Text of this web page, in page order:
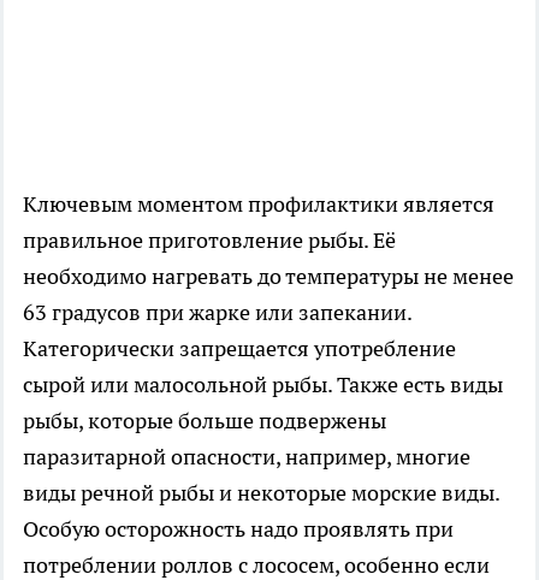
Ключевым моментом профилактики является
правильное приготовление рыбы. Её
необходимо нагревать до температуры не менее
63 градусов при жарке или запекании.
Категорически запрещается употребление
сырой или малосольной рыбы. Также есть виды
рыбы, которые больше подвержены
паразитарной опасности, например, многие
виды речной рыбы и некоторые морские виды.
Особую осторожность надо проявлять при
потреблении роллов с лососем, особенно если